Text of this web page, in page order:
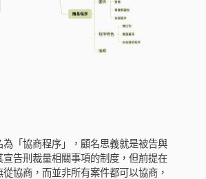
「協商程序」，顧名思義就是被告與
告刑裁量相關事項的制度，但前提在
協商，而並非所有案件都可以協商，